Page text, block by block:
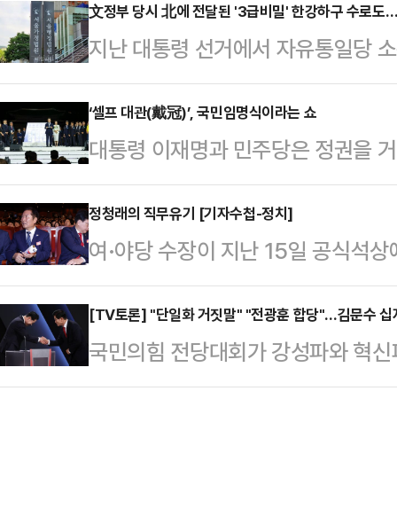
피플지, 뉴욕 포스트 등 외신에 따
러시아의 한 도로를 달리던 중 갑자
는 사고를 당했다.사고 당시 크세니
은 운전을 하고 있었다. 부부는 결
타까움을 더했다.그의 남편은 러시
에서 "엘크…
文정부 당시 北에 전달된 '3급비밀' 한강하구 수로도
지난 대통령 선거에서 자유통일당
호사가 문재인 정부 당시 북한에 전
도(한강 해도)를 공개하라는 소송
르면 서울행정법원 행정14부(이상
원을 상대로 낸 정보비공개 처분 취
다.앞서 해양수산부와 국방부는
항해가 가능하도록 한강하구 수로
에 전달했다.이에 대해 …
‘셀프 대관(戴冠)’, 국민임명식이라는 쇼
대통령 이재명과 민주당은 정권을
보, 그 보수 지지자들이 망상과 미
한 어이없는 똥 플레이 덕이었다.
다.그리고 그것이 그들이 앞으로 오
지 않고 물러가라고 하지 않는 게
게 하고 있는가? 이것은 그들의 열
척 쑥스러운 질문이 아닐 수 없다.
진보좌파 유명…
정청래의 직무유기 [기자수첩-정치]
여·야당 수장이 지난 15일 공식석
민주당 당대표가 취임 후 야당 예방
표와 송언석 국민의힘 비상대책위
큰 주목을 받았다. 두 대표는 바로
눈 한 번을 마주치지 않았다.두 수
[TV토론] "단일화 거짓말" "전광훈 합당"…김문수 십
국민의힘 전당대회가 강성파와 혁
유하는 장동혁 후보까지 김문수 후